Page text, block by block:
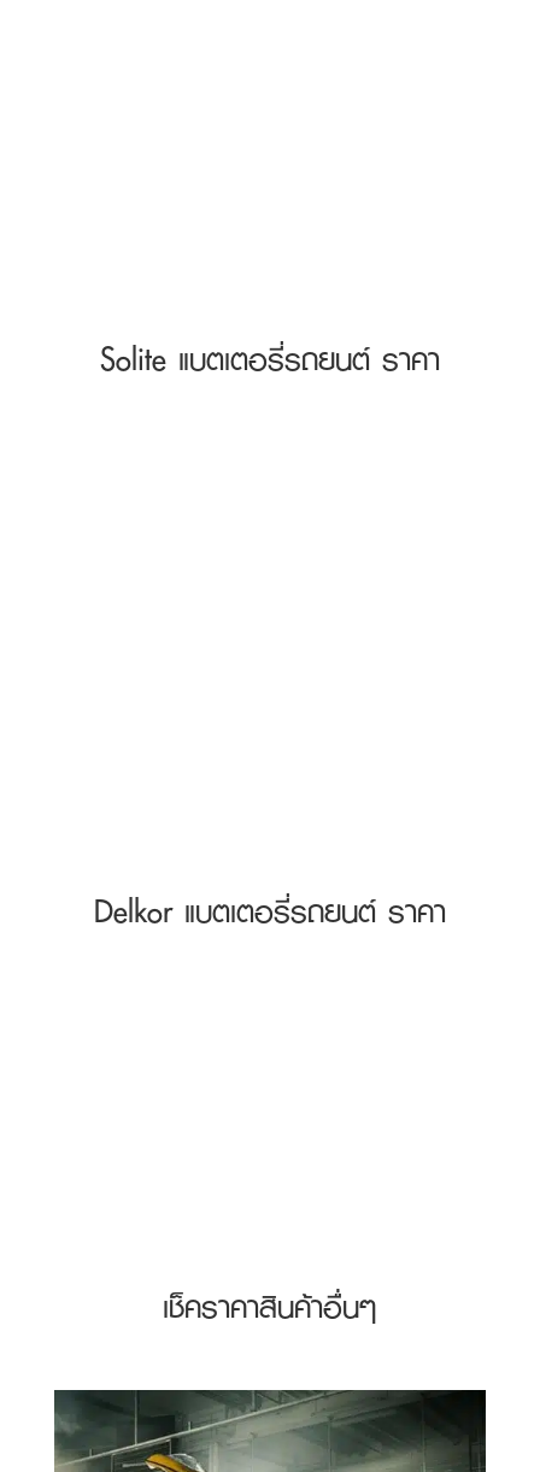
Solite แบตเตอรี่รถยนต์ ราคา
Delkor แบตเตอรี่รถยนต์ ราคา
เช็คราคาสินค้าอื่นๆ